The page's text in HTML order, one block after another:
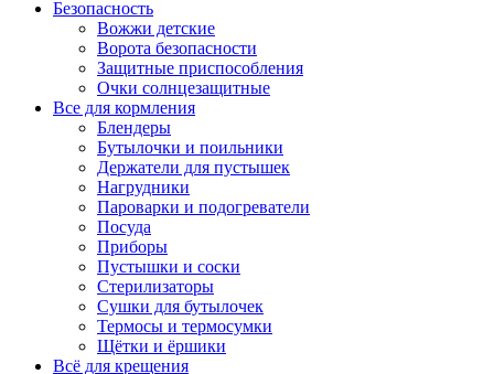
Безопасность
Вожжи детские
Ворота безопасности
Защитные приспособления
Очки солнцезащитные
Все для кормления
Блендеры
Бутылочки и поильники
Держатели для пустышек
Нагрудники
Пароварки и подогреватели
Посуда
Приборы
Пустышки и соски
Стерилизаторы
Сушки для бутылочек
Термосы и термосумки
Щётки и ёршики
Всё для крещения